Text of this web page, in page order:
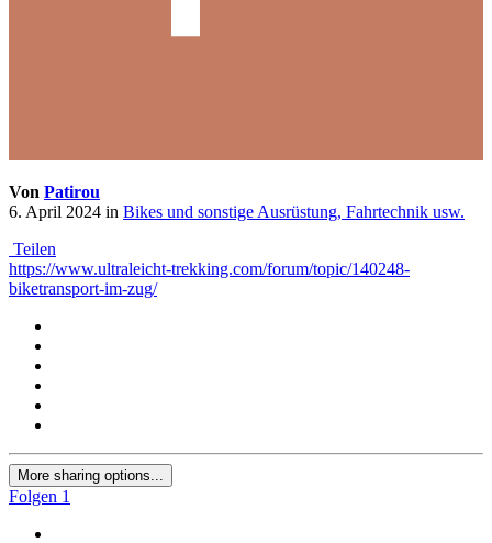
Von Patirou
6. April 2024 in Bikes und sonstige Ausrüstung, Fahrtechnik usw.
Teilen
https://www.ultraleicht-trekking.com/forum/topic/140248-
biketransport-im-zug/
More sharing options...
Folgen 1